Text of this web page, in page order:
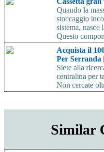
Quando la
stoccaggio
sistema, nasce
Questo
Acquista il
Per Serranda
Siete alla
centralina per
Non cercate
la...
Similar